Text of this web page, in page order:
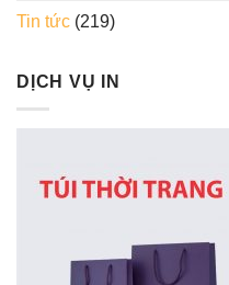
Tin tức (219)
DỊCH VỤ IN